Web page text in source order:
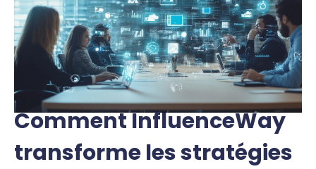
Comment InfluenceWay
transforme les stratégies